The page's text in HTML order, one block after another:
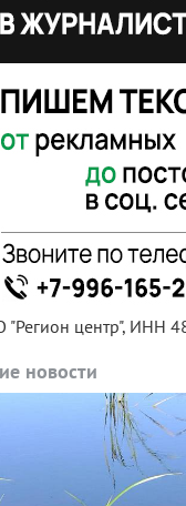
"Регион центр", ИНН
новости